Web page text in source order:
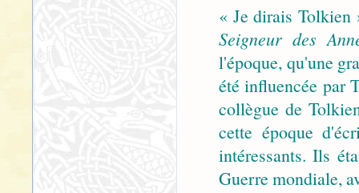
« Je dirais Tolkien
Seigneur des
l'époque, qu'une
été influencée par
collègue de
cette époque
intéressants. Ils
Guerre mondiale,